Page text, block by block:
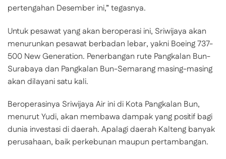
pertengahan Desember ini,” tegasnya.
Untuk pesawat yang akan beroperasi ini, Sriwijaya akan
menurunkan pesawat berbadan lebar, yakni Boeing 737-
500 New Generation. Penerbangan rute Pangkalan Bun-
Surabaya dan Pangkalan Bun-Semarang masing-masing
akan dilayani satu kali.
Beroperasinya Sriwijaya Air ini di Kota Pangkalan Bun,
menurut Yudi, akan membawa dampak yang positif bagi
dunia investasi di daerah. Apalagi daerah Kalteng banyak
perusahaan, baik perkebunan maupun pertambangan.